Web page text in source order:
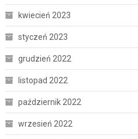
kwiecień 2023
styczeń 2023
grudzień 2022
listopad 2022
październik 2022
wrzesień 2022